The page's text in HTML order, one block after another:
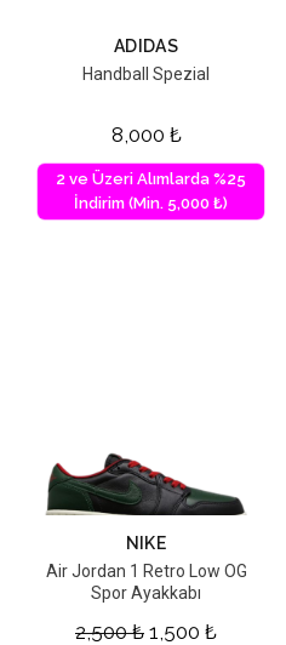
ADIDAS
Handball Spezial
8,000 ₺
2 ve Üzeri Alımlarda %25
İndirim (Min. 5,000 ₺)
NIKE
Air Jordan 1 Retro Low OG
Spor Ayakkabı
2,500₺ 1,500 ₺